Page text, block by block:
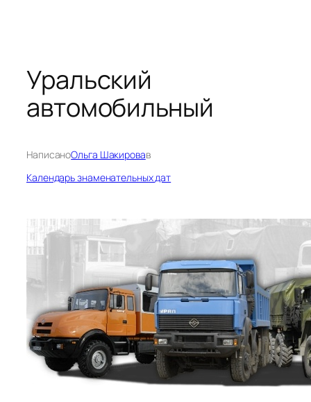
Уральский
автомобильный
НаписаноОльга Шакировав
Календарь знаменательных дат